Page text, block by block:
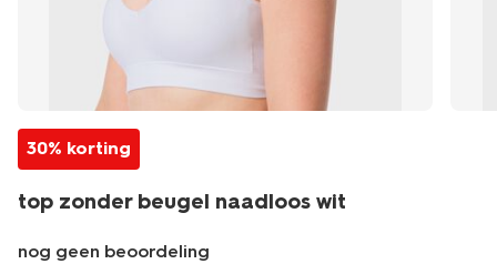
30% korting
top zonder beugel naadloos wit
nog geen beoordeling